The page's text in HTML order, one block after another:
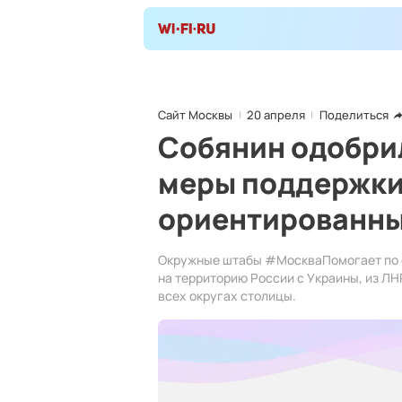
Сайт Москвы 20 апреля Поделиться
Собянин
меры
Окружные штабы #МоскваПомогает
на территорию России с Украины, из
всех округах столицы.